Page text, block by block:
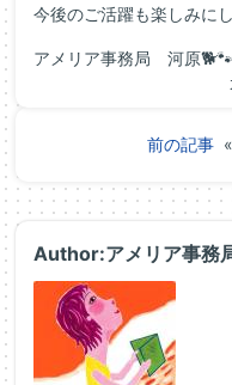
今後のご活躍も楽しみに
アメリア事務局 河原🐕🐾
前の記事 «
Author:アメリア事務